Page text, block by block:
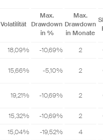
Volatilität
Max.
Drawdown
in %
Max.
Drawdown
in Monate
18,09% -10,69% 2
15,66% -5,10% 2
19,21% -10,69% 2
15,32% -10,69% 2
15,04% -19,52% 4